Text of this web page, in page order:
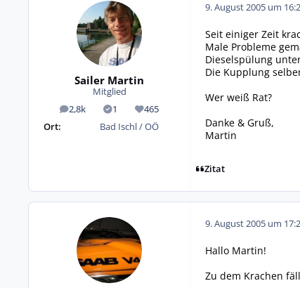
Sailer Martin
Mitglied
2,8k
Beiträge 1
Lösungen465
Reputation
Ort:
Bad Ischl / OÖ
9. August 2005 um
Seit einiger Zeit
Male Probleme
Dieselspülung
Die Kupplung
Wer weiß Rat?
Danke & Gruß,
Martin
Zitat
9. August 2005 um
Hallo Martin!
Zu dem Krachen